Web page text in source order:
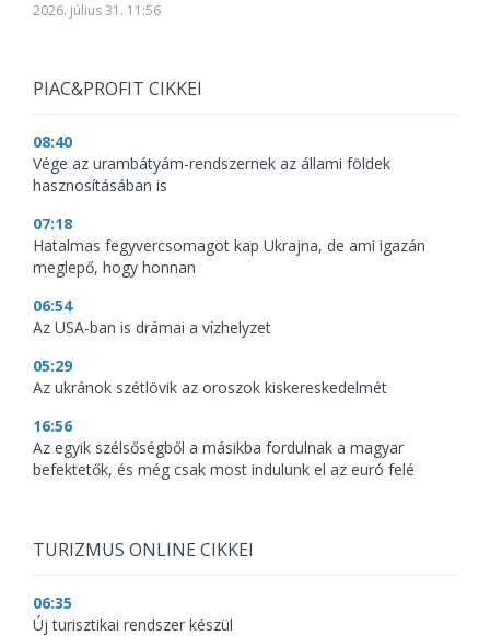
2026. július 31. 11:56
PIAC&PROFIT CIKKEI
08:40
Vége az urambátyám-rendszernek az állami földek
hasznosításában is
07:18
Hatalmas fegyvercsomagot kap Ukrajna, de ami igazán
meglepő, hogy honnan
06:54
Az USA-ban is drámai a vízhelyzet
05:29
Az ukránok szétlövik az oroszok kiskereskedelmét
16:56
Az egyik szélsőségből a másikba fordulnak a magyar
befektetők, és még csak most indulunk el az euró felé
TURIZMUS ONLINE CIKKEI
06:35
Új turisztikai rendszer készül